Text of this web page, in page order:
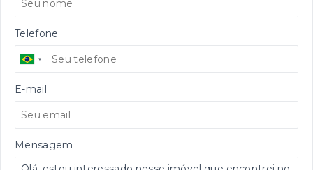
Telefone
E-mail
Mensagem